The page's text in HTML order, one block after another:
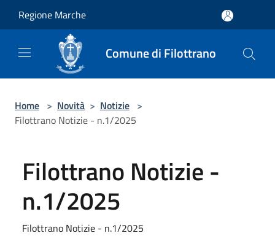
Regione Marche
Comune di Filottrano
Home > Novità > Notizie >
Filottrano Notizie - n.1/2025
Filottrano Notizie -
n.1/2025
Filottrano Notizie - n.1/2025